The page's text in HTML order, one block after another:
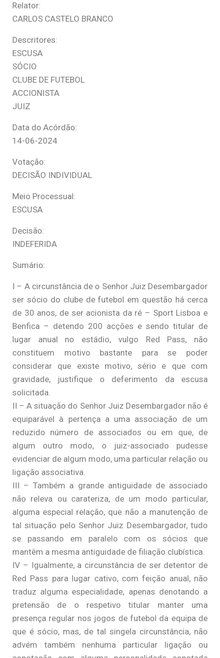
Relator:
CARLOS CASTELO BRANCO
Descritores:
ESCUSA
SÓCIO
CLUBE DE FUTEBOL
ACCIONISTA
JUIZ
Data do Acórdão:
14-06-2024
Votação:
DECISÃO INDIVIDUAL
Meio Processual:
ESCUSA
Decisão:
INDEFERIDA
Sumário:
I – A circunstância de o Senhor Juiz Desembargador
ser sócio do clube de futebol em questão há cerca
de 30 anos, de ser acionista da ré – Sport Lisboa e
Benfica – detendo 200 acções e sendo titular de
lugar anual no estádio, vulgo Red Pass, não
constituem motivo bastante para se poder
considerar que existe motivo, sério e que com
gravidade, justifique o deferimento da escusa
solicitada.
II – A situação do Senhor Juiz Desembargador não é
equiparável à pertença a uma associação de um
reduzido número de associados ou em que, de
algum outro modo, o juiz-associado pudesse
evidenciar de algum modo, uma particular relação ou
ligação associativa.
III – Também a grande antiguidade de associado
não releva ou carateriza, de um modo particular,
alguma especial relação, que não a manutenção de
tal situação pelo Senhor Juiz Desembargador, tudo
se passando em paralelo com os sócios que
mantêm a mesma antiguidade de filiação clubística.
IV – Igualmente, a circunstância de ser detentor de
Red Pass para lugar cativo, com feição anual, não
traduz alguma especialidade, apenas denotando a
pretensão de o respetivo titular manter uma
presença regular nos jogos de futebol da equipa de
que é sócio, mas, de tal singela circunstância, não
advém também nenhuma particular ligação ou